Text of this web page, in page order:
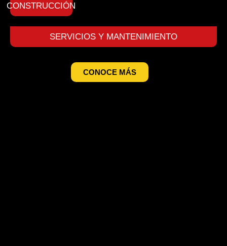
CONSTRUCCIÓN
SERVICIOS Y MANTENIMIENTO
CONOCE MÁS